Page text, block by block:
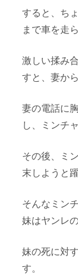
すると、ち
まで車を走
激しい揉み
すと、妻か
妻の電話に
し、ミンチ
その後、ミ
末しようと
そんなミン
妹はヤンレ
妹の死に対
す。